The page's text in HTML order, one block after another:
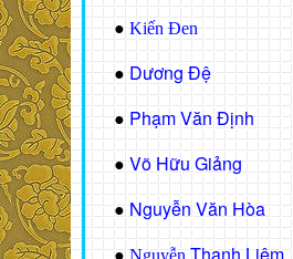
● Kiến Đen
● Dương Đệ
● Phạm Văn Định
● Võ Hữu Giảng
● Nguyễn Văn Hòa
● Nguyễn Thanh Liêm